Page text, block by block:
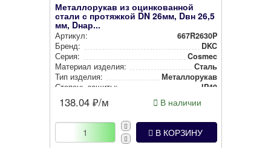
Металлорукав из оцинкованной
стали с протяжкой DN 26мм, Dвн 26,5
мм, Dнар...
Артикул:
667R2630P
Бренд:
DKC
Серия:
Cosmec
Материал изделия:
Сталь
Тип изделия:
Метал­ло­ру­кав
Степень защиты:
IP40
138.04 ₽/м В наличии
В КОРЗИНУ